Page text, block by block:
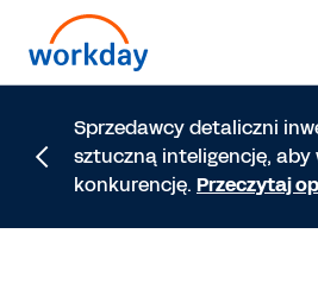
Sprzedawcy detaliczni
sztuczną inteligencję, aby
konkurencję. Przeczytaj